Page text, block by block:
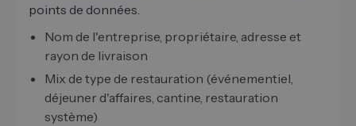
points de données.
Nom de l'entreprise, propriétaire, adresse et
rayon de livraison
Mix de type de restauration (événementiel,
déjeuner d'affaires, cantine, restauration
système)